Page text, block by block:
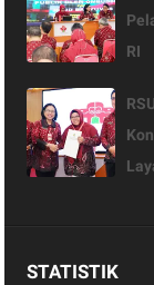
RI
STATISTIK